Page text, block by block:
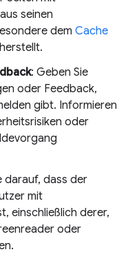
seinen
dem Cache
: Geben Sie
oder Feedback,
gibt. Informieren
oder
darauf, dass der
mit
einschließlich derer,
oder